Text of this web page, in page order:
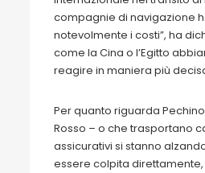
compagnie di navigazione
notevolmente i costi”, ha
come la Cina o l’Egitto
reagire in maniera più
Per quanto riguarda
Rosso – o che trasportano
assicurativi si stanno
essere colpita